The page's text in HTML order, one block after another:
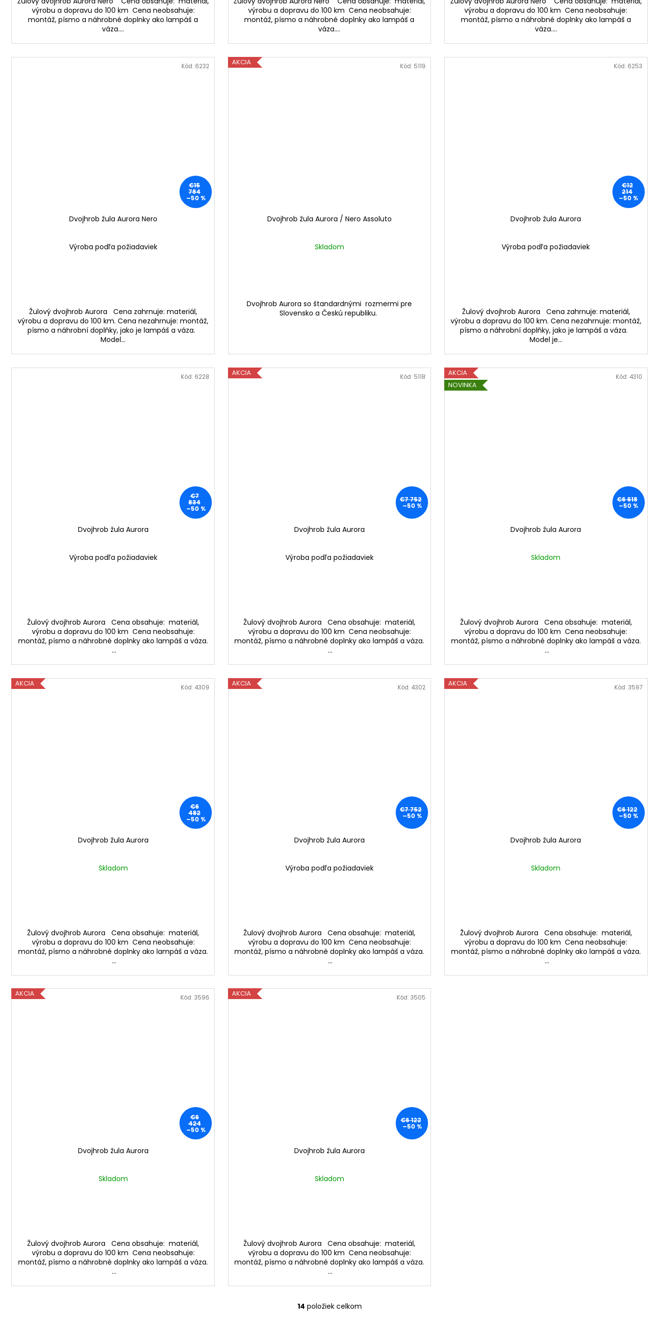
výrobu a dopravu do 100 km Cena neobsahuje:
montáž, písmo a náhrobné doplnky ako lampáš a
váza....
výrobu a dopravu do 100 km Cena neobsahuje:
montáž, písmo a náhrobné doplnky ako lampáš a
váza....
výrobu a dopravu do 100 km Cena neobsahuje:
montáž, písmo a náhrobné doplnky ako lampáš a
váza....
€15
784
–50 %
Dvojhrob žula Aurora Nero
Výroba podľa požiadaviek
Žulový dvojhrob Aurora Cena zahrnuje: materiál,
výrobu a dopravu do 100 km. Cena nezahrnuje: montáž,
písmo a náhrobní doplňky, jako je lampáš a váza.
Model...
Kód: 6232 AKCIA
Dvojhrob žula Aurora / Nero Assoluto
Skladom
Dvojhrob Aurora so štandardnými rozmermi pre
Slovensko a Českú republiku.
Kód: 5119
€12
214
–50 %
Dvojhrob žula Aurora
Výroba podľa požiadaviek
Žulový dvojhrob Aurora Cena zahrnuje: materiál,
výrobu a dopravu do 100 km. Cena nezahrnuje: montáž,
písmo a náhrobní doplňky, jako je lampáš a váza.
Model je...
Kód: 6253
€7
834
–50 %
Dvojhrob žula Aurora
Výroba podľa požiadaviek
Žulový dvojhrob Aurora Cena obsahuje: materiál,
výrobu a dopravu do 100 km Cena neobsahuje:
montáž, písmo a náhrobné doplnky ako lampáš a váza.
...
Kód: 6228 AKCIA
€7 752
–50 %
Dvojhrob žula Aurora
Výroba podľa požiadaviek
Žulový dvojhrob Aurora Cena obsahuje: materiál,
výrobu a dopravu do 100 km Cena neobsahuje:
montáž, písmo a náhrobné doplnky ako lampáš a váza.
...
Kód: 5118
AKCIA
NOVINKA
€6 618
–50 %
Dvojhrob žula Aurora
Skladom
Žulový dvojhrob Aurora Cena obsahuje: materiál,
výrobu a dopravu do 100 km Cena neobsahuje:
montáž, písmo a náhrobné doplnky ako lampáš a váza.
...
Kód: 4310
AKCIA
€6
482
–50 %
Dvojhrob žula Aurora
Skladom
Žulový dvojhrob Aurora Cena obsahuje: materiál,
výrobu a dopravu do 100 km Cena neobsahuje:
montáž, písmo a náhrobné doplnky ako lampáš a váza.
...
Kód: 4309 AKCIA
€7 752
–50 %
Dvojhrob žula Aurora
Výroba podľa požiadaviek
Žulový dvojhrob Aurora Cena obsahuje: materiál,
výrobu a dopravu do 100 km Cena neobsahuje:
montáž, písmo a náhrobné doplnky ako lampáš a váza.
...
Kód:4302 AKCIA
€6 122
–50 %
Dvojhrob žula Aurora
Skladom
Žulový dvojhrob Aurora Cena obsahuje: materiál,
výrobu a dopravu do 100 km Cena neobsahuje:
montáž, písmo a náhrobné doplnky ako lampáš a váza.
...
Kód: 3597
AKCIA
€6
424
–50 %
Dvojhrob žula Aurora
Skladom
Žulový dvojhrob Aurora Cena obsahuje: materiál,
výrobu a dopravu do 100 km Cena neobsahuje:
montáž, písmo a náhrobné doplnky ako lampáš a váza.
...
Kód: 3596 AKCIA
€6 122
–50 %
Dvojhrob žula Aurora
Skladom
Žulový dvojhrob Aurora Cena obsahuje: materiál,
výrobu a dopravu do 100 km Cena neobsahuje:
montáž, písmo a náhrobné doplnky ako lampáš a váza.
...
Kód:3505
O
14 položiek celkom